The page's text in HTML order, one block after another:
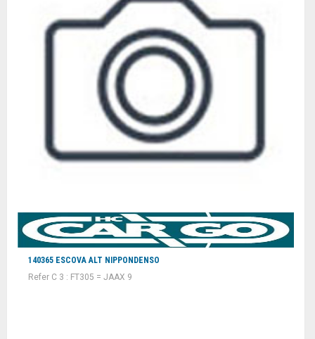
140365 ESCOVA ALT NIPPONDENSO
Refer C 3 : FT305 = JAAX 9